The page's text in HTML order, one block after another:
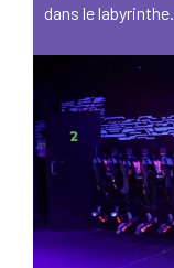
dans le labyrinthe.